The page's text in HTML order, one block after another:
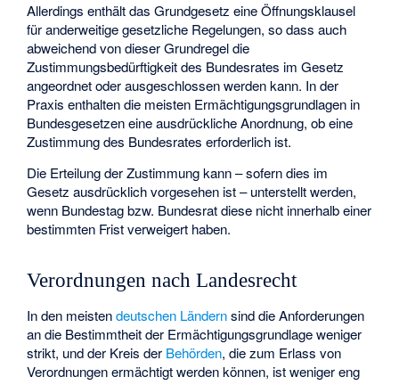
Allerdings enthält das Grundgesetz eine Öffnungsklausel
für anderweitige gesetzliche Regelungen, so dass auch
abweichend von dieser Grundregel die
Zustimmungsbedürftigkeit des Bundesrates im Gesetz
angeordnet oder ausgeschlossen werden kann. In der
Praxis enthalten die meisten Ermächtigungsgrundlagen in
Bundesgesetzen eine ausdrückliche Anordnung, ob eine
Zustimmung des Bundesrates erforderlich ist.
Die Erteilung der Zustimmung kann – sofern dies im
Gesetz ausdrücklich vorgesehen ist – unterstellt werden,
wenn Bundestag bzw. Bundesrat diese nicht innerhalb einer
bestimmten Frist verweigert haben.
Verordnungen nach Landesrecht
In den meistendeutschen Ländernsind die Anforderungen
an die Bestimmtheit der Ermächtigungsgrundlage weniger
strikt, und der Kreis der Behörden, die zum Erlass von
Verordnungen ermächtigt werden können, ist weniger eng